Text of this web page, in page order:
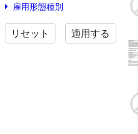
雇用形態種別
リセット 適用する